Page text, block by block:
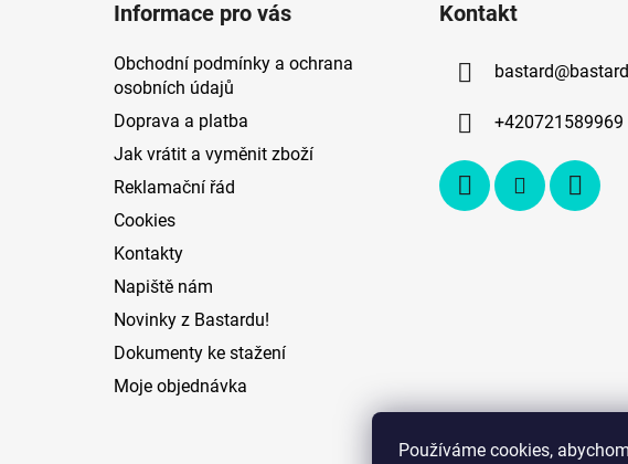
Používáme cookies,
Informace pro vás
Obchodní podmínky a ochrana
osobních údajů
Doprava a platba
Jak vrátit a vyměnit zboží
Reklamační řád
Cookies
Kontakty
Napiště nám
Novinky z Bastardu!
Dokumenty ke stažení
Moje objednávka
Kontakt
bastard@
+420721589969